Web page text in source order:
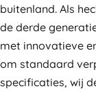
buitenland. Als
de derde
met innovatieve
om standaard
specificaties, wij